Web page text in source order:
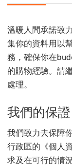
溫暖人間承諾致
集你的資料用以
務，確保你在
的購物經驗。請
處理。
我們的保證
我們致力去保障
行政區的《個人
求及在可行的情